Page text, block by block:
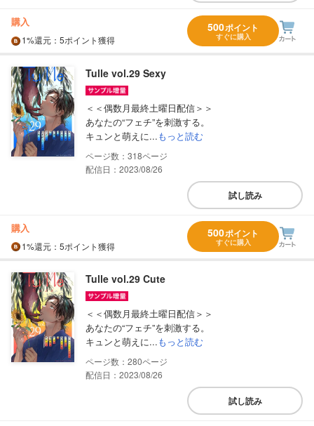
購入
1%還元 ：5ポイント獲得
500ポイント
すぐに購入
Tulle vol.29 Sexy
＜＜偶数月最終土曜日配信＞＞
あなたの“フェチ”を刺激する。
キュンと萌えに...もっと読む
318
配信日：2023/08/26
試し読み
購入
1%還元 ：5ポイント獲得
500ポイント
すぐに購入
Tulle vol.29 Cute
＜＜偶数月最終土曜日配信＞＞
あなたの“フェチ”を刺激する。
キュンと萌えに...もっと読む
280
配信日：2023/08/26
試し読み